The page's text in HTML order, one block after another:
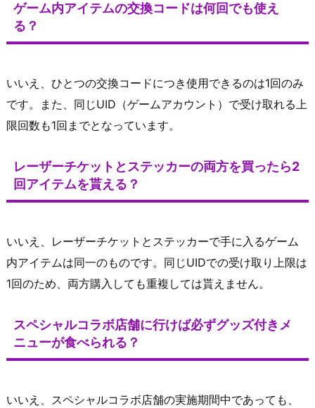
ゲーム内アイテムの交換コードは何回でも使え
る？
いいえ、ひとつの交換コードにつき使用できるのは1回のみ
です。また、同じUID（ゲームアカウント）で受け取れる上
限回数も1回までとなっています。
レーザーチケットとステッカーの両方を買ったら2
回アイテムを貰える？
いいえ、レーザーチケットとステッカーで手に入るゲーム
内アイテムは同一のものです。同じUIDでの受け取り上限は
1回のため、両方購入しても重複しては貰えません。
スペシャルコラボ店舗に行けば必ずグッズ付きメ
ニューが食べられる？
いいえ、スペシャルコラボ店舗の実施期間中であっても、